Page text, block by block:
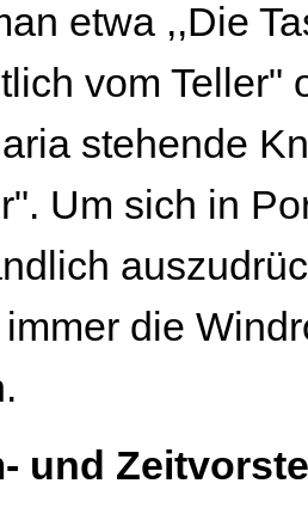
etwa ,,Die
vom Teller"
stehende
Um sich in
die
und